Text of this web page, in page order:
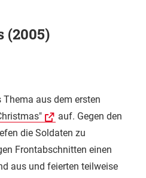
(2005)
Thema aus dem ersten
auf. Gegen den
die Soldaten zu
Frontabschnitten einen
aus und feierten teilweise